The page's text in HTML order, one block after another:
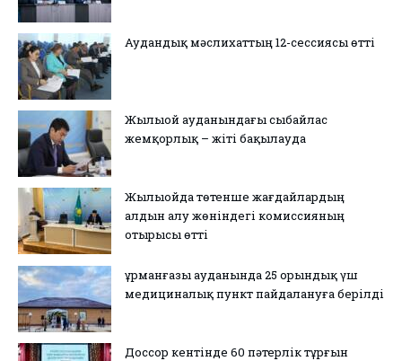
Аудандық мәслихаттың 12-сессиясы өтті
Жылыой ауданындағы сыбайлас
жемқорлық – жіті бақылауда
Жылыойда төтенше жағдайлардың
алдын алу жөніндегі комиссияның
отырысы өтті
Құрманғазы ауданында 25 орындық үш
медициналық пункт пайдалануға берілді
Доссор кентінде 60 пәтерлік тұрғын